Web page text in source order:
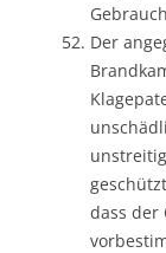
Der
dass der